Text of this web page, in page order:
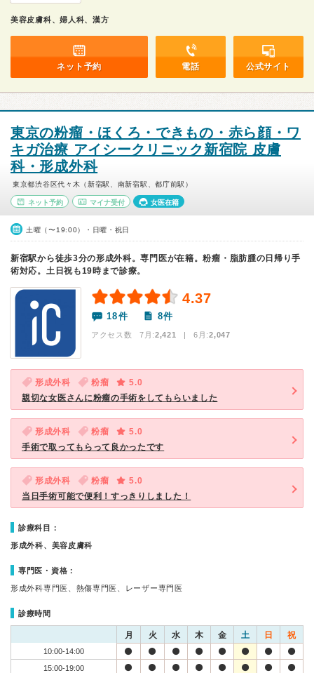
美容皮膚科、婦人科、漢方
ネット予約 電話 公式サイト
東京の粉瘤・ほくろ・できもの・赤ら顔・ワ
キガ治療 アイシークリニック新宿院 皮膚
科・形成外科
東京都渋谷区代々木（新宿駅、南新宿駅、都庁前駅）
ネット予約 マイナ受付 女医在籍
土曜（〜19:00）・日曜・祝日
新宿駅から徒歩3分の形成外科。専門医が在籍。粉瘤・脂肪腫の日帰り手
術対応。土日祝も19時まで診療。
4.37
18件 8件
アクセス数 7月:2,421 | 6月:2,047
形成外科 粉瘤
5.0
親切な女医さんに粉瘤の手術をしてもらいました
形成外科 粉瘤
5.0
手術で取ってもらって良かったです
形成外科 粉瘤
5.0
当日手術可能で便利！すっきりしました！
診療科目：
形成外科、美容皮膚科
専門医・資格：
形成外科専門医、熱傷専門医、レーザー専門医
診療時間
月 火 水 木 金 土 日 祝
10:00-14:00
15:00-19:00